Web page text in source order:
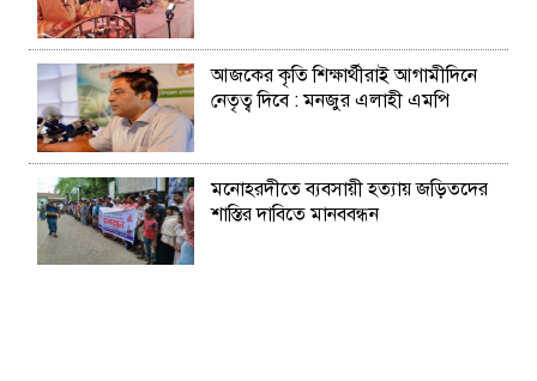
আজকের কৃতি শিক্ষার্থীরাই আগামীদিনে
নেতৃত্ব দিবে : মনজুর এলাহী এমপি
মনোহরদীতে ব্যবসায়ী হত্যায় জড়িতদের
শাস্তির দাবিতে মানববন্ধন